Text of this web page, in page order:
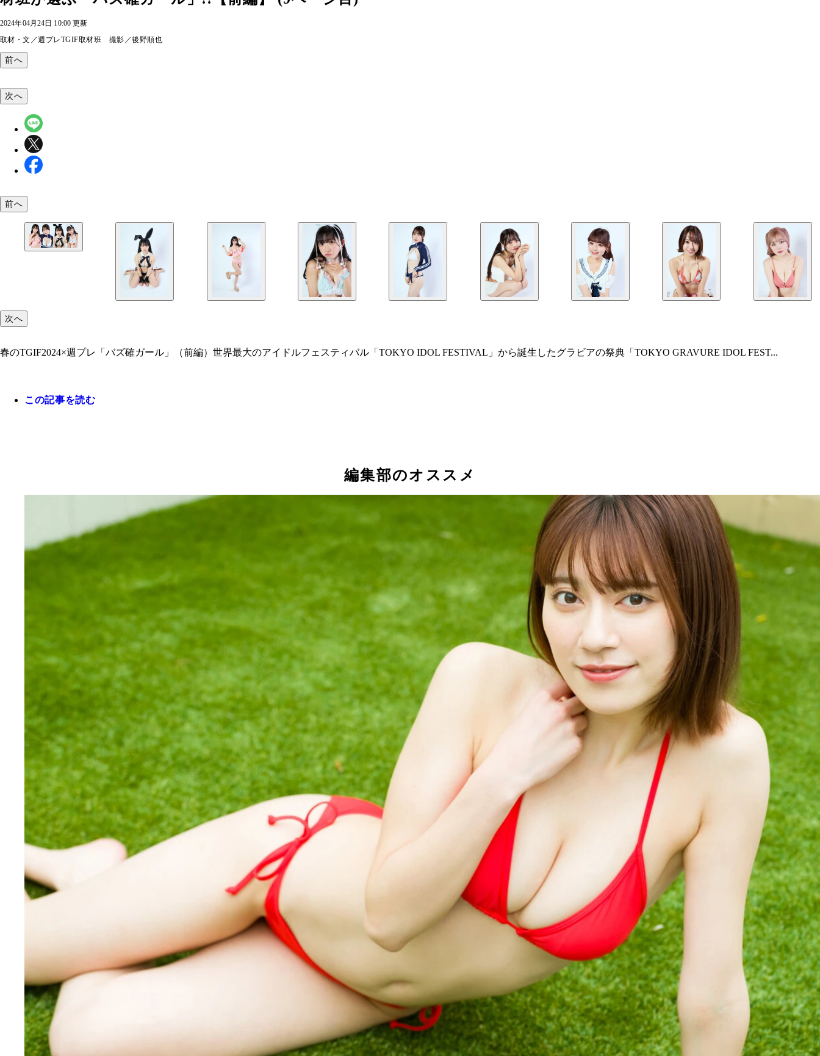
2024年04月24日 10:00 更新
取材・文／週プレTGIF取材班 撮影／後野順也
前へ
春のTGIF 2024×週プレ バズ確ガール（1日目）
次へ
前へ
次へ
春のTGIF2024×週プレ「バズ確ガール」（前編）世界最大のアイドルフェスティバル「TOKYO IDOL FESTIVAL」から誕生したグラビアの祭典「TOKYO GRAVURE IDOL FEST...
この記事を読む
編集部のオススメ